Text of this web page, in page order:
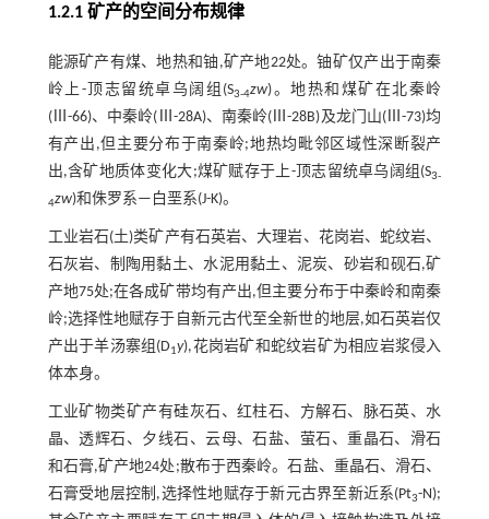
1.2.1 矿产的空间分布规律
能源矿产有煤、地热和铀,矿产地22处。铀矿仅产出于南秦
岭上-顶志留统卓乌阔组(S3-4zw)。地热和煤矿在北秦岭
(Ⅲ-66)、中秦岭(Ⅲ-28A)、南秦岭(Ⅲ-28B)及龙门山(Ⅲ-73)均
有产出,但主要分布于南秦岭;地热均毗邻区域性深断裂产
出,含矿地质体变化大;煤矿赋存于上-顶志留统卓乌阔组(S3-
4zw)和侏罗系—白垩系(J-K)。
工业岩石(土)类矿产有石英岩、大理岩、花岗岩、蛇纹岩、
石灰岩、制陶用黏土、水泥用黏土、泥炭、砂岩和砚石,矿
产地75处;在各成矿带均有产出,但主要分布于中秦岭和南秦
岭;选择性地赋存于自新元古代至全新世的地层,如石英岩仅
产出于羊汤寨组(D1y),花岗岩矿和蛇纹岩矿为相应岩浆侵入
体本身。
工业矿物类矿产有硅灰石、红柱石、方解石、脉石英、水
晶、透辉石、夕线石、云母、石盐、萤石、重晶石、滑石
和石膏,矿产地24处;散布于西秦岭。石盐、重晶石、滑石、
石膏受地层控制,选择性地赋存于新元古界至新近系(Pt3-N);